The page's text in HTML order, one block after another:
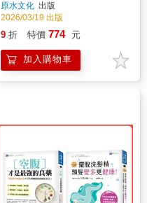
照護指南
原水文化 出版
2026/03/19 出版
9 折 特價 774 元
加入購物車